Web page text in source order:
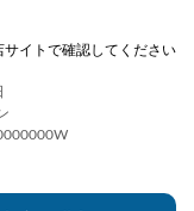
イトで確認してください